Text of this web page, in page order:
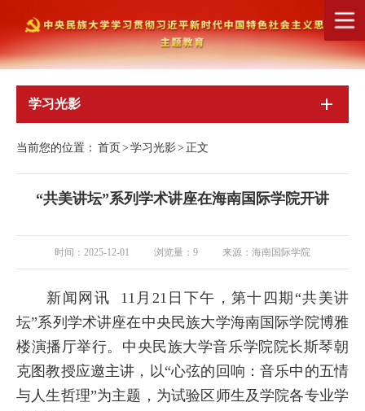
学习光影
当前您的位置： 首页 > 学习光影> 正文
“共美讲坛”系列学术讲座在海南国际学院开讲
时间：2025-12-01 浏览量： 9 来源：海南国际学院
新闻网讯 11月21日下午，第十四期“共美讲
坛”系列学术讲座在中央民族大学海南国际学院博雅
楼演播厅举行。中央民族大学音乐学院院长斯琴朝
克图教授应邀主讲，以“心弦的回响：音乐中的五情
与人生哲理”为主题，为试验区师生及学院各专业学